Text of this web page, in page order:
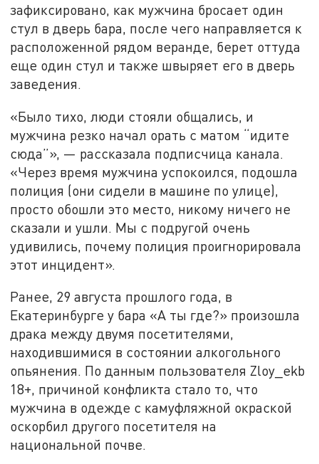
зафиксировано, как мужчина бросает один
стул в дверь бара, после чего направляется к
расположенной рядом веранде, берет оттуда
еще один стул и также швыряет его в дверь
заведения.
«Было тихо, люди стояли общались, и
мужчина резко начал орать с матом “идите
сюда”», — рассказала подписчица канала.
«Через время мужчина успокоился, подошла
полиция (они сидели в машине по улице),
просто обошли это место, никому ничего не
сказали и ушли. Мы с подругой очень
удивились, почему полиция проигнорировала
этот инцидент».
Ранее, 29 августа прошлого года, в
Екатеринбурге у бара «А ты где?» произошла
драка между двумя посетителями,
находившимися в состоянии алкогольного
опьянения. По данным пользователя Zloy_ekb
18+, причиной конфликта стало то, что
мужчина в одежде с камуфляжной окраской
оскорбил другого посетителя на
национальной почве.